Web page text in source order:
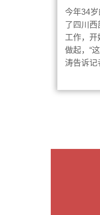
今年34
了四川西
工作，开
做起，“
涛告诉记